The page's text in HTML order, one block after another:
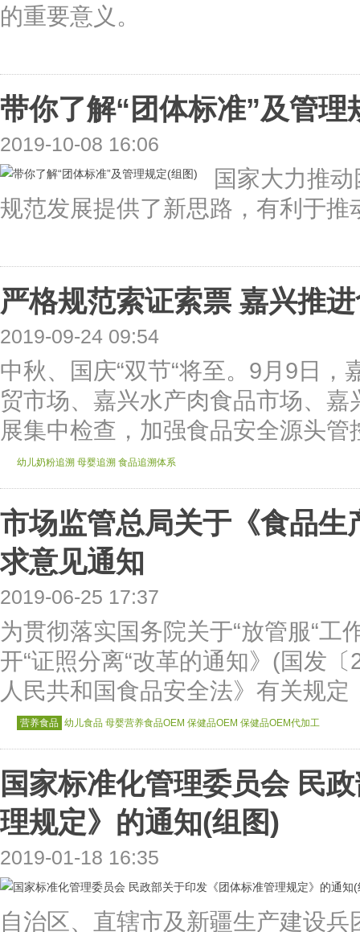
的重要意义。
带你了解“团体标准”及管理
2019-10-08 16:06
国家大力推
规范发展提供了新思路，有利于推
严格规范索证索票 嘉兴推
2019-09-24 09:54
中秋、国庆“双节“将至。9月9日
贸市场、嘉兴水产肉食品市场、
展集中检查，加强食品安全源头
幼儿奶粉追溯 母婴追溯 食品追溯体系
市场监管总局关于《食品
求意见通知
2019-06-25 17:37
为贯彻落实国务院关于“放管服“
开“证照分离“改革的通知》(国发
人民共和国食品安全法》有关规定
营养食品 幼儿食品 母婴营养食品OEM 保健品OEM 保健品OEM代加工
国家标准化管理委员会 民
理规定》的通知(组图)
2019-01-18 16:35
自治区、直辖市及新疆生产建设